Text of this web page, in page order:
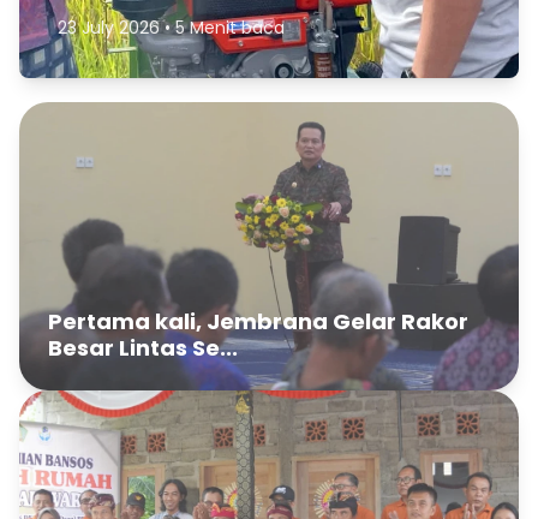
23 July 2026 • 5 Menit baca
Pertama kali, Jembrana Gelar Rakor
Besar Lintas Se...